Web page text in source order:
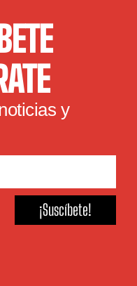
y
¡Suscíbete!